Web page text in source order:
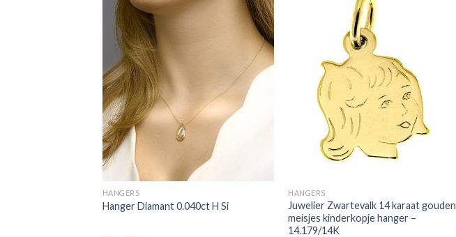
HANGERS
Hanger Diamant 0.040ct H Si
HANGERS
Juwelier Zwartevalk 14 karaat gouden
meisjes kinderkopje hanger –
14.179/14K